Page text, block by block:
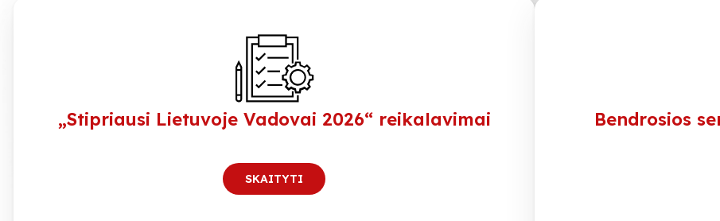
„Stipriausi Lietuvoje Vadovai 2026“ reikalavimai
SKAITYTI
Bendrosios